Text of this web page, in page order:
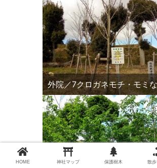
外院／7クロガネモチ・モミ
HOME 神社マップ 保護樹木 散